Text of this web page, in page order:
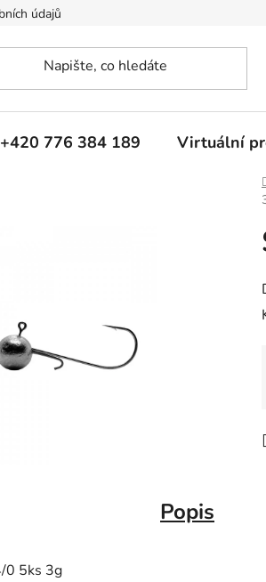
údajů
+420 776 384 189 Virtuální
Popis
0 5ks 3g